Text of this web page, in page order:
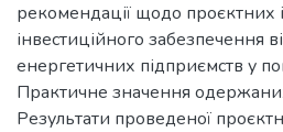
рекомендації щодо проєктних
інвестиційного забезпечення
енергетичних підприємств у
Практичне значення
Результати проведеної